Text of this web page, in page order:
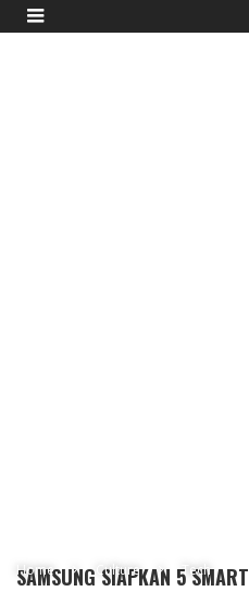
Home Culture Tech
SAMSUNG SIAPKAN 5